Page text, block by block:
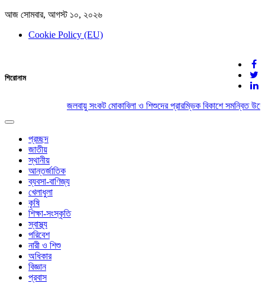
আজ সোমবার, আগস্ট ১০, ২০২৬
Cookie Policy (EU)
দেশের খবর
যুক্ত থাকুন দেশের সঙ্গে
শিরোনাম
জলবায়ু সংকট মোকাবিলা ও শিশুদের প্রারম্ভিক বিকাশে সমন্বিত
Toggle
navigation
প্রচ্ছদ
জাতীয়
স্থানীয়
আন্তর্জাতিক
ব্যবসা-বাণিজ্য
খেলাধুলা
কৃষি
শিক্ষা-সংস্কৃতি
স্বাস্থ্য
পরিবেশ
নারী ও শিশু
অধিকার
বিজ্ঞান
প্রবাস